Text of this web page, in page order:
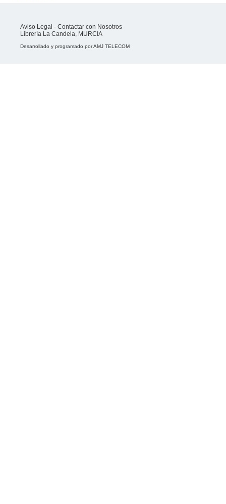
Aviso Legal - Contactar con Nosotros
Librería La Candela, MURCIA
Desarrollado y programado porAMJ TELECOM